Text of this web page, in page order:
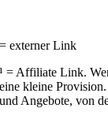
= externer Link
¹ = Affiliate Link.
eine kleine
und Angebote, von